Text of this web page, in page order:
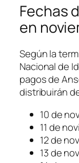
Fechas
en
Según la
Nacional de
pagos de
distribuirán
10 de
11 de
12 de
13 de